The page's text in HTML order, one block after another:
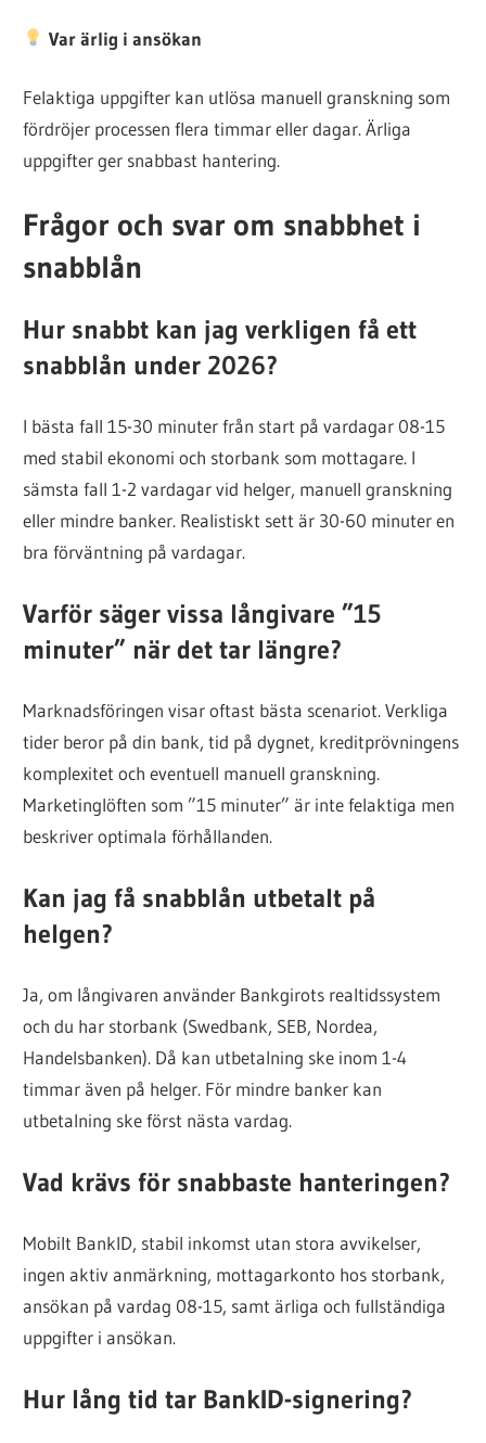
Var ärlig i ansökan
Felaktiga uppgifter kan utlösa manuell granskning som
fördröjer processen flera timmar eller dagar. Ärliga
uppgifter ger snabbast hantering.
Frågor och svar om snabbhet i
snabblån
Hur snabbt kan jag verkligen få ett
snabblån under 2026?
I bästa fall 15-30 minuter från start på vardagar 08-15
med stabil ekonomi och storbank som mottagare. I
sämsta fall 1-2 vardagar vid helger, manuell granskning
eller mindre banker. Realistiskt sett är 30-60 minuter en
bra förväntning på vardagar.
Varför säger vissa långivare ”15
minuter” när det tar längre?
Marknadsföringen visar oftast bästa scenariot. Verkliga
tider beror på din bank, tid på dygnet, kreditprövningens
komplexitet och eventuell manuell granskning.
Marketinglöften som ”15 minuter” är inte felaktiga men
beskriver optimala förhållanden.
Kan jag få snabblån utbetalt på
helgen?
Ja, om långivaren använder Bankgirots realtidssystem
och du har storbank (Swedbank, SEB, Nordea,
Handelsbanken). Då kan utbetalning ske inom 1-4
timmar även på helger. För mindre banker kan
utbetalning ske först nästa vardag.
Vad krävs för snabbaste hanteringen?
Mobilt BankID, stabil inkomst utan stora avvikelser,
ingen aktiv anmärkning, mottagarkonto hos storbank,
ansökan på vardag 08-15, samt ärliga och fullständiga
uppgifter i ansökan.
Hur lång tid tar BankID-signering?